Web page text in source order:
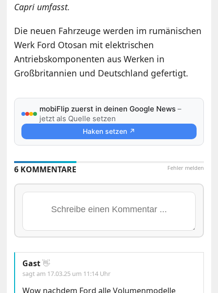
Capri umfasst.
Die neuen Fahrzeuge werden im rumänischen
Werk Ford Otosan mit elektrischen
Antriebskomponenten aus Werken in
Großbritannien und Deutschland gefertigt.
mobiFlip zuerst in deinen Google News –
jetzt als Quelle setzen
Haken setzen ↗
Fehler melden
6 KOMMENTARE
Gast👋
sagt am 17.03.25 um 11:14 Uhr
Wow nachdem Ford alle Volumenmodelle